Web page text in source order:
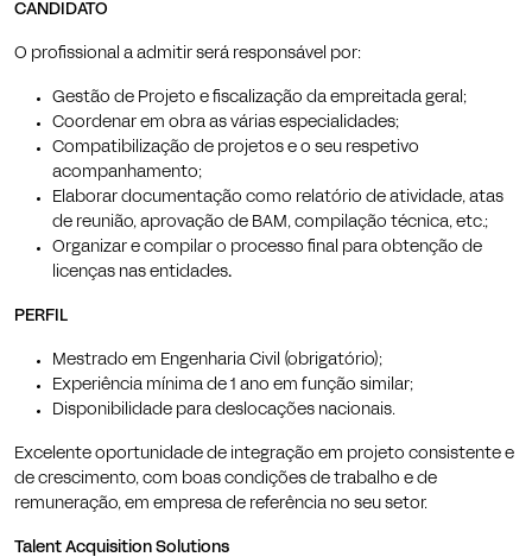
CANDIDATO
O profissional a admitir será responsável por:
Gestão de Projeto e fiscalização da empreitada geral;
Coordenar em obra as várias especialidades;
Compatibilização de projetos e o seu respetivo
acompanhamento;
Elaborar documentação como relatório de atividade, atas
de reunião, aprovação de BAM, compilação técnica, etc.;
Organizar e compilar o processo final para obtenção de
licenças nas entidades.
PERFIL
Mestrado em Engenharia Civil (obrigatório);
Experiência mínima de 1 ano em função similar;
Disponibilidade para deslocações nacionais.
Excelente oportunidade de integração em projeto consistente e
de crescimento, com boas condições de trabalho e de
remuneração, em empresa de referência no seu setor.
Talent Acquisition Solutions